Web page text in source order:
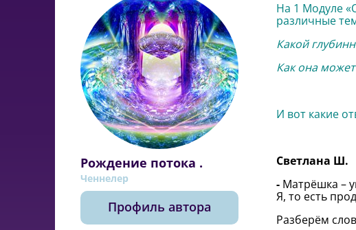
Рождение потока .
Ченнелер
Профиль автора
На 1 Модуле
различные
Какой
Как она
И вот какие
Светлана Ш.
- Матрёшка –
Я, то есть
Разберём